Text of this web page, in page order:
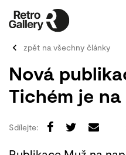
zpět na všechny články
Nová
Tichém je na
Sdílejte: